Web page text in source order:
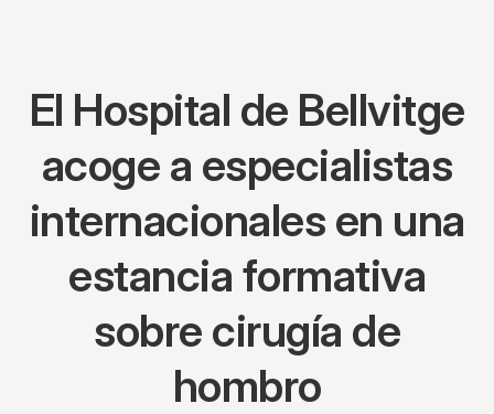
El Hospital de Bellvitge
acoge a especialistas
internacionales en una
estancia formativa
sobre cirugía de
hombro